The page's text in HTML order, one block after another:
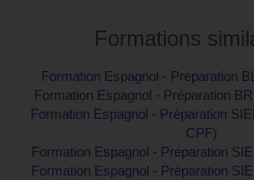
Formations
Formation Espagnol - Préparation
Formation Espagnol - Préparation
Formation Espagnol - Préparation
CPF)
Formation Espagnol - Préparation
Formation Espagnol - Préparation